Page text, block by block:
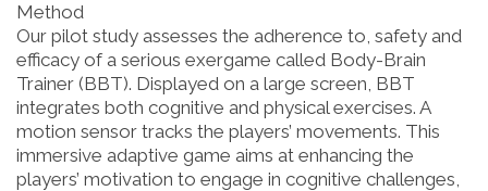
Method
Our pilot study assesses the adherence to, safety and
efficacy of a serious exergame called Body-Brain
Trainer (BBT). Displayed on a large screen, BBT
integrates both cognitive and physical exercises. A
motion sensor tracks the players’ movements. This
immersive adaptive game aims at enhancing the
players’ motivation to engage in cognitive challenges,